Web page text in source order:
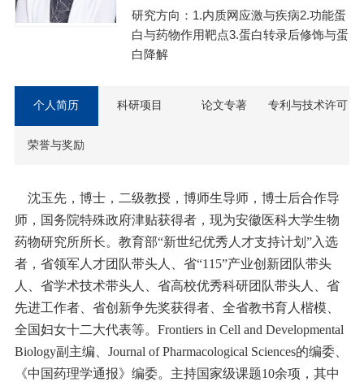
研究方向：1.内质网应激与疾病2.功能蛋
白与药物作用靶点3.蛋白转录后修饰与蛋
白降解
个人简历 科研项目 论文专著 专利与技术许可
荣誉与奖励
沈玉先，博士，二级教授，博师生导师，博士后合作导
师，国务院特殊政府津贴获得者，现为安徽医科大学生物
药物研究所所长。教育部“新世纪优秀人才支持计划”入选
者，省领军人才团队带头人、省“115”产业创新团队带头
人、省学术技术带头人、省高校优秀科研团队带头人、省
先进工作者、省创新争先奖获得者、全省教书育人楷模、
全国妇女十二大代表等。Frontiers in Cell and Developmental
Biology副主编、Journal of Pharmacological Sciences的编委、
《中国药理学通报》编委。主持国家级课题10余项，其中